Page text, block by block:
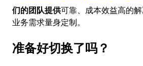
们的团队提供可靠、成本效益高的
业务需求量身定制。
准备好切换了吗？